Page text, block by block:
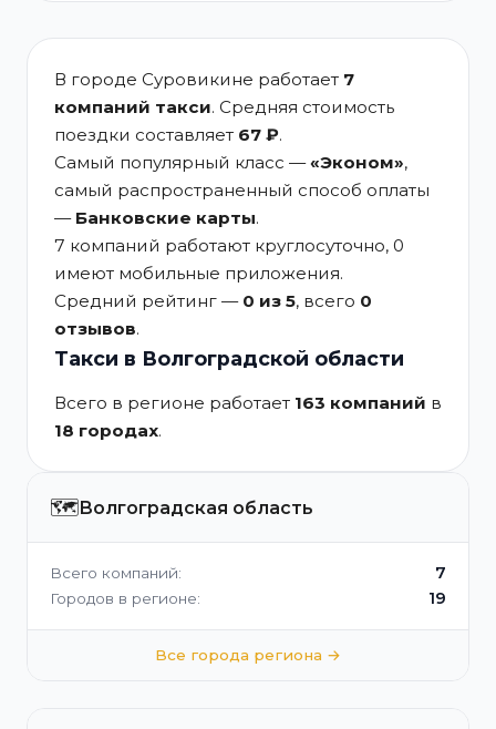
В городе Суровикине работает 7
компаний такси. Средняя стоимость
поездки составляет 67 ₽.
Самый популярный класс —«Эконом»,
самый распространенный способ оплаты
— Банковские карты.
7 компаний работают круглосуточно, 0
имеют мобильные приложения.
Средний рейтинг — 0 из 5, всего 0
отзывов.
Такси в Волгоградской области
Всего в регионе работает 163 компаний в
18 городах.
🗺️Волгоградская область
Всего компаний: 7
Городов в регионе: 19
Все города региона →